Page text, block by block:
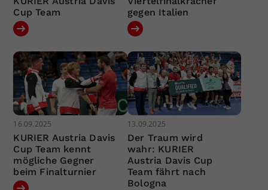
Cup Team
gegen Italien
16.09.2025
KURIER Austria Davis
Cup Team kennt
mögliche Gegner
beim Finalturnier
13.09.2025
Der Traum wird
wahr: KURIER
Austria Davis Cup
Team fährt nach
Bologna